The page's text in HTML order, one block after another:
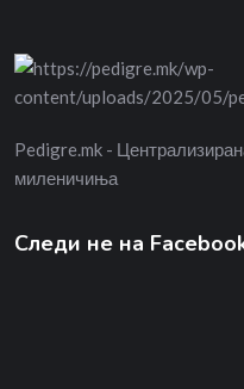
Pedigre.mk -
миленичиња
Следи не на